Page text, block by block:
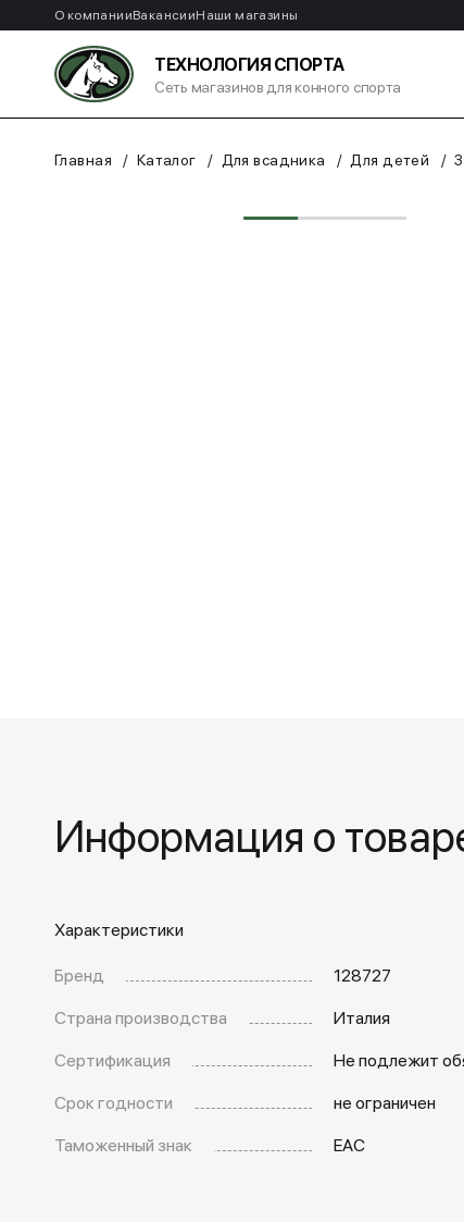
О компанииВакансииНаши магазины
ТЕХНОЛОГИЯ СПОРТА
Сеть магазинов для конного спорта
Главная Каталог Для всадника Для детей
Информация о
Характеристики
Бренд
128727
Страна производства
Италия
Сертификация
Не подлежит
Срок годности
не ограничен
Таможенный знак
EAC